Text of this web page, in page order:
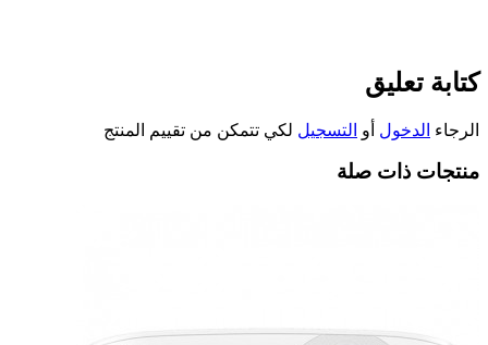
كتابة تعليق
الرجاء الدخول أو التسجيل لكي تتمكن من تقييم المنتج
منتجات ذات صلة